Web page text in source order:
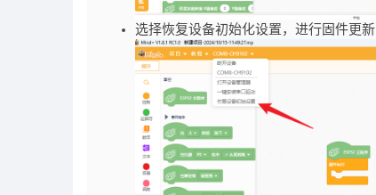
选择恢复设备初始化设置，进行固件更新